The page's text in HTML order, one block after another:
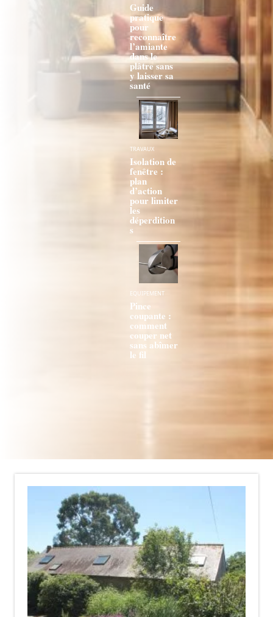
Guide
pratique
pour
reconnaître
l’amiante
dans le
plâtre sans
y laisser sa
santé
TRAVAUX
Isolation de
fenêtre :
plan
d’action
pour limiter
les
déperdition
s
EQUIPEMENT
Pince
coupante :
comment
couper net
sans abîmer
le fil